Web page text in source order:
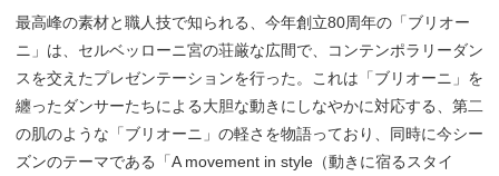
最高峰の素材と職人技で知られる、今年創立80周年の「ブリオー
ニ」は、セルベッローニ宮の荘厳な広間で、コンテンポラリーダン
スを交えたプレゼンテーションを行った。これは「ブリオーニ」を
纏ったダンサーたちによる大胆な動きにしなやかに対応する、第二
の肌のような「ブリオーニ」の軽さを物語っており、同時に今シー
ズンのテーマである「A movement in style（動きに宿るスタイ